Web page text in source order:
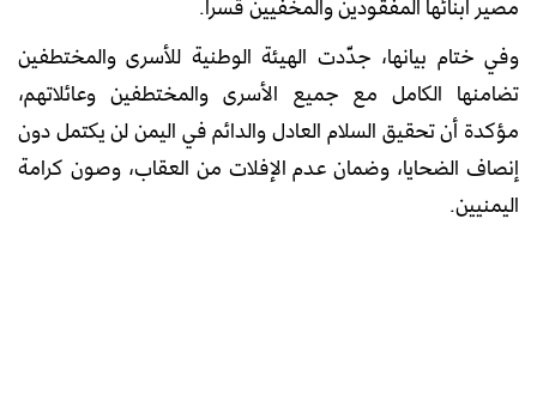
وفي ختام بيانها، جدّدت الهيئة الوطنية للأسرى والمختطفين
تضامنها الكامل مع جميع الأسرى والمختطفين وعائلاتهم،
مؤكدة أن تحقيق السلام العادل والدائم في اليمن لن يكتمل دون
إنصاف الضحايا، وضمان عدم الإفلات من العقاب، وصون كرامة
اليمنيين.